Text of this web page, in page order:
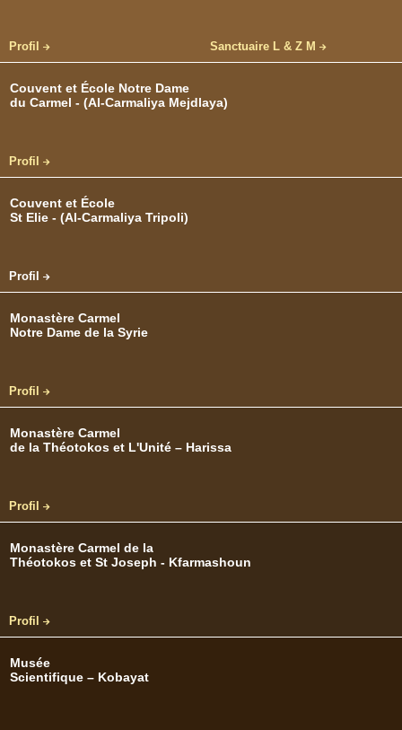
Profil Sanctuaire L & Z M
Couvent et École Notre Dame
du Carmel - (Al-Carmaliya Mejdlaya)
Profil
Couvent et École
St Elie - (Al-Carmaliya Tripoli)
Profil
Monastère Carmel
Notre Dame de la Syrie
Profil
Monastère Carmel
de la Théotokos et L'Unité – Harissa
Profil
Monastère Carmel de la
Théotokos et St Joseph - Kfarmashoun
Profil
Musée
Scientifique – Kobayat